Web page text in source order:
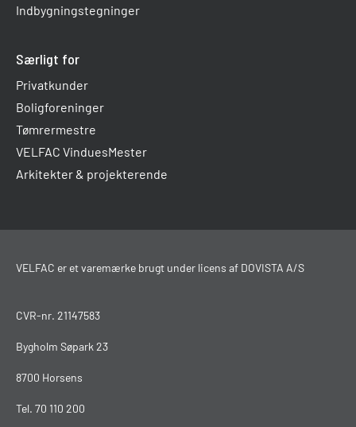
Indbygningstegninger
Særligt for
Privatkunder
Boligforeninger
Tømrermestre
VELFAC VinduesMester
Arkitekter & projekterende
VELFAC er et varemærke brugt under licens af DOVISTA A/S
CVR-nr. 21147583
Bygholm Søpark 23
8700 Horsens
Tel. 70 110 200